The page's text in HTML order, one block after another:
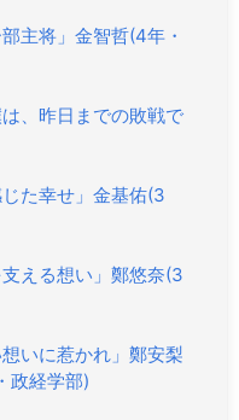
主将」金智哲(4年・
、昨日までの敗戦で
た幸せ」金基佑(3
える想い」鄭悠奈(3
いに惹かれ」鄭安梨
政経学部)